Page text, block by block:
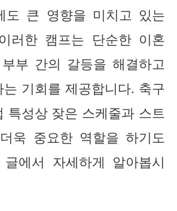
도 큰 영향을 미치고 있는
러한 캠프는 단순한 이혼
부 간의 갈등을 해결하고
기회를 제공합니다. 축구
특성상 잦은 스케줄과 스트
욱 중요한 역할을 하기도
에서 자세하게 알아봅시